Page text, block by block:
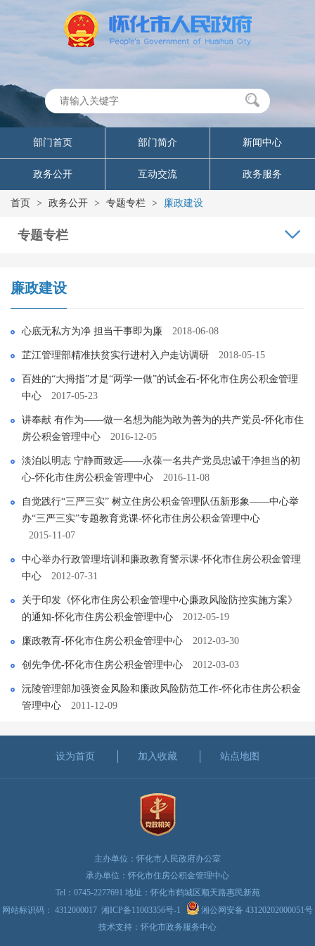
部门首页 部门简介 新闻中心
政务公开 互动交流 政务服务
首页 > 政务公开 > 专题专栏 > 廉政建设
专题专栏
廉政建设
心底无私方为净 担当干事即为廉 2018-06-08
芷江管理部精准扶贫实行进村入户走访调研 2018-05-15
百姓的“大拇指”才是“两学一做”的试金石-怀化市住房公积金管理
中心
2017-05-23
讲奉献 有作为――做一名想为能为敢为善为的共产党员-怀化市住
房公积金管理中心
2016-12-05
淡泊以明志 宁静而致远――永葆一名共产党员忠诚干净担当的初
心-怀化市住房公积金管理中心
2016-11-08
自觉践行“三严三实” 树立住房公积金管理队伍新形象――中心举
办“三严三实”专题教育党课-怀化市住房公积金管理中心
2015-11-07
中心举办行政管理培训和廉政教育警示课-怀化市住房公积金管理
中心
2012-07-31
关于印发《怀化市住房公积金管理中心廉政风险防控实施方案》
的通知-怀化市住房公积金管理中心
2012-05-19
廉政教育-怀化市住房公积金管理中心 2012-03-30
创先争优-怀化市住房公积金管理中心 2012-03-03
沅陵管理部加强资金风险和廉政风险防范工作-怀化市住房公积金
管理中心
2011-12-09
设为首页 加入收藏 站点地图
主办单位：怀化市人民政府办公室
承办单位：怀化市住房公积金管理中心
Tel：0745-2277691 地址：怀化市鹤城区顺天路惠民新苑
网站标识码： 4312000017 湘ICP备11003356号-1
湘公网安备 43120202000051号
技术支持：怀化市政务服务中心